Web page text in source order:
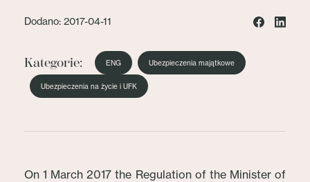
Dodano: 2017-04-11
Kategorie: ENG Ubezpieczenia majątkowe
Ubezpieczenia na życie i UFK
On 1 March 2017 the Regulation of the Minister of